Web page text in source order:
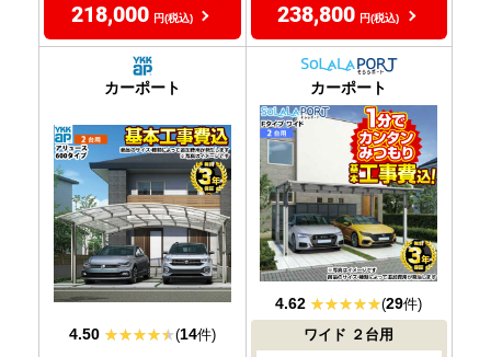
218,000 円(税込) 238,800 円(税込)
カーポート
4.50 (14件)
カーポート
4.62 (29件)
ワイド ２台用